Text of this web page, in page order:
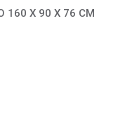
160 X 90 X 76 CM